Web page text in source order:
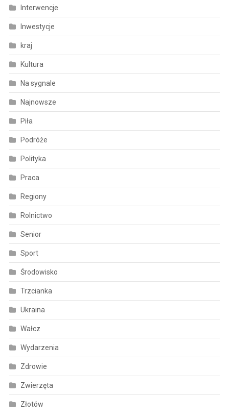
Interwencje
Inwestycje
kraj
Kultura
Na sygnale
Najnowsze
Piła
Podróże
Polityka
Praca
Regiony
Rolnictwo
Senior
Sport
Środowisko
Trzcianka
Ukraina
Wałcz
Wydarzenia
Zdrowie
Zwierzęta
Złotów